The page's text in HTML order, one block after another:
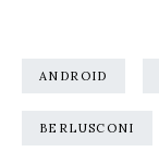
ANDROID
BERLUSCONI